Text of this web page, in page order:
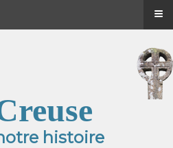
histoire
≡
≡